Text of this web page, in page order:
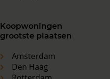
Koopwoningen
grootste plaatsen
Amsterdam
Den Haag